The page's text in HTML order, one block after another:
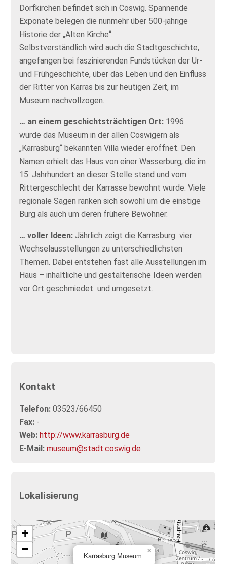
Dorfkirchen befindet sich in Coswig. Spannende
Exponate belegen die nunmehr über 500-jährige
Historie der „Alten Kirche“.
Selbstverständlich wird auch die Stadtgeschichte,
angefangen bei faszinierenden Fundstücken der Ur-
und Frühgeschichte, über das Leben und den Einfluss
der Ritter von Karras bis zur heutigen Zeit, im
Museum nachvollzogen.
… an einem geschichtsträchtigen Ort: 1996
wurde das Museum in der allen Coswigern als
„Karrasburg“ bekannten Villa wieder eröffnet. Den
Namen erhielt das Haus von einer Wasserburg, die im
15. Jahrhundert an dieser Stelle stand und vom
Rittergeschlecht der Karrasse bewohnt wurde. Viele
regionale Sagen ranken sich sowohl um die einstige
Burg als auch um deren frühere Bewohner.
… voller Ideen: Jährlich zeigt die Karrasburg vier
Wechselausstellungen zu unterschiedlichsten
Themen. Dabei entstehen fast alle Ausstellungen im
Haus – inhaltliche und gestalterische Ideen werden
vor Ort geschmiedet und umgesetzt.
Kontakt
Telefon: 03523/66450
Fax: -
Web: http://www.karrasburg.de
E-Mail: museum@stadt.coswig.de
Lokalisierung
Karrasburg Museum
×
+
−